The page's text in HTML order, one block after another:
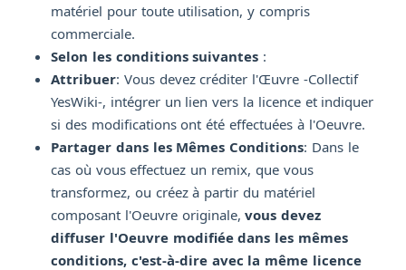
matériel pour toute utilisation, y compris
commerciale.
Selon les conditions suivantes :
Attribuer: Vous devez créditer l'Œuvre -Collectif
YesWiki-, intégrer un lien vers la licence et indiquer
si des modifications ont été effectuées à l'Oeuvre.
Partager dans les Mêmes Conditions: Dans le
cas où vous effectuez un remix, que vous
transformez, ou créez à partir du matériel
composant l'Oeuvre originale,vous devez
diffuser l'Oeuvre modifiée dans les mêmes
conditions, c'est-à-dire avec la même licence